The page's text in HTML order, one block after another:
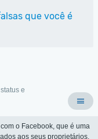
que você é
e
o Facebook, que é uma
aos seus proprietários.